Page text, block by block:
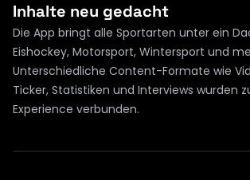
Inhalte neu gedacht
Die App bringt alle Sportarten unter ein
Eishockey, Motorsport, Wintersport und
Unterschiedliche Content-Formate wie
Ticker, Statistiken und Interviews wurden
Experience verbunden.